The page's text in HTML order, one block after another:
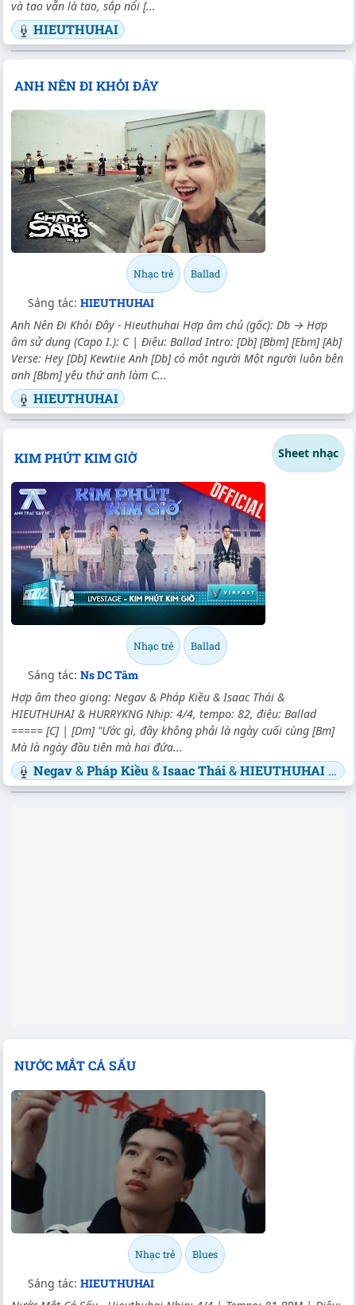
và tao vẫn là tao, sắp nổi [...
HIEUTHUHAI
ANH NÊN ĐI KHỎI ĐÂY
Nhạc trẻ Ballad
Sáng tác: HIEUTHUHAI
Anh Nên Đi Khỏi Đây - Hieuthuhai Hợp âm chủ (gốc): Db → Hợp
âm sử dụng (Capo I.): C | Điệu: Ballad Intro: [Db] [Bbm] [Ebm] [Ab]
Verse: Hey [Db] Kewtiie Anh [Db] có một người Một người luôn bên
anh [Bbm] yêu thứ anh làm C...
HIEUTHUHAI
KIM PHÚT KIM GIỜ Sheet nhạc
Nhạc trẻ Ballad
Sáng tác: Ns DC Tâm
Hợp âm theo giọng: Negav & Pháp Kiều & Isaac Thái &
HIEUTHUHAI & HURRYKNG Nhịp: 4/4, tempo: 82, điệu: Ballad
===== [C] | [Dm] "Ước gì, đây không phải là ngày cuối cùng [Bm]
Mà là ngày đầu tiên mà hai đứa...
Negav&Pháp Kiều&Isaac Thái&HIEUTHUHAI &
NƯỚC MẮT CÁ SẤU
Nhạc trẻ Blues
Sáng tác: HIEUTHUHAI